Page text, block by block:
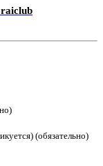
(обязательно)